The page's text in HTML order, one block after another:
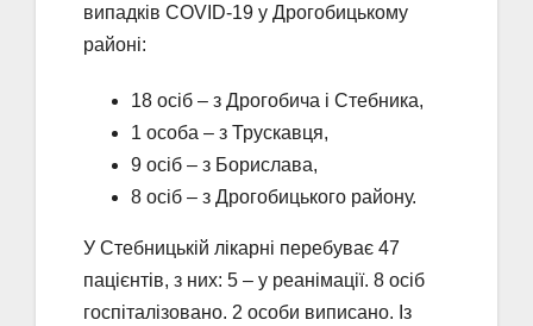
випадків COVID-19 у Дрогобицькому
районі:
18 осіб – з Дрогобича і Стебника,
1 особа – з Трускавця,
9 осіб – з Борислава,
8 осіб – з Дрогобицького району.
У Стебницькій лікарні перебуває 47
пацієнтів, з них: 5 – у реанімації. 8 осіб
госпіталізовано. 2 особи виписано. Із